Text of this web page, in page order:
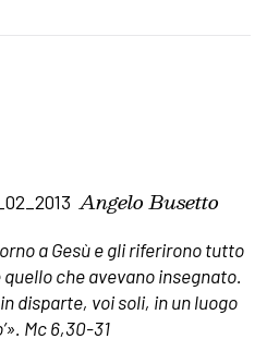
Angelo Busetto
a Gesù e gli riferirono tutto
che avevano insegnato.
disparte, voi soli, in un luogo
Mc 6,30-31